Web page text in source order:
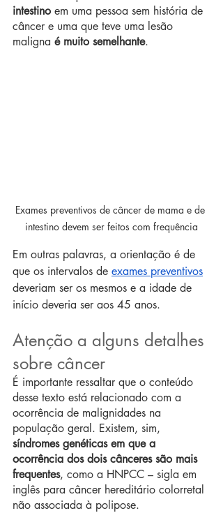
intestino em uma pessoa sem história de
câncer e uma que teve uma lesão
maligna é muito semelhante.
Exames preventivos de câncer de mama e de
intestino devem ser feitos com frequência
Em outras palavras, a orientação é de
que os intervalos de exames preventivos
deveriam ser os mesmos e a idade de
início deveria ser aos 45 anos.
Atenção a alguns detalhes
sobre câncer
É importante ressaltar que o conteúdo
desse texto está relacionado com a
ocorrência de malignidades na
população geral. Existem, sim,
síndromes genéticas em que a
ocorrência dos dois cânceres são mais
frequentes, como a HNPCC – sigla em
inglês para câncer hereditário colorretal
não associada à polipose.